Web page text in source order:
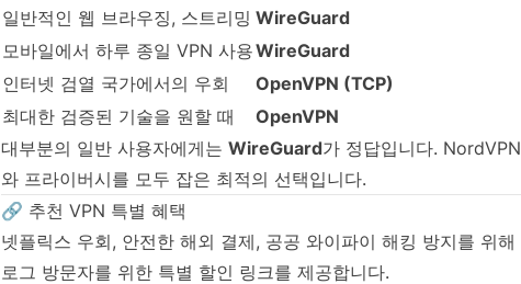
일반적인 웹 브라우징, 스트리밍 WireGuard
모바일에서 하루 종일 VPN 사용WireGuard
인터넷 검열 국가에서의 우회
OpenVPN (TCP)
최대한 검증된 기술을 원할 때
OpenVPN
대부분의 일반 사용자에게는 WireGuard가 정답입니다.
와 프라이버시를 모두 잡은 최적의 선택입니다.
🔗 추천 VPN 특별 혜택
넷플릭스 우회, 안전한 해외 결제, 공공 와이파이 해킹 방지를 위
로그 방문자를 위한 특별 할인 링크를 제공합니다.